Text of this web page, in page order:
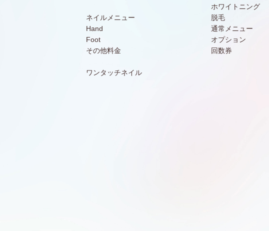
ネイルメニュー
Hand
Foot
その他料金
ワンタッチネイル
ホワイトニング
脱毛
通常メニュー
オプション
回数券